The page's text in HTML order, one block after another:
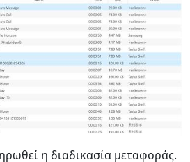
η διαδικασία μεταφοράς.